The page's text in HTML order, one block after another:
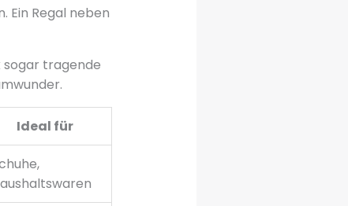
Ein Regal neben
sogar tragende
Ideal für